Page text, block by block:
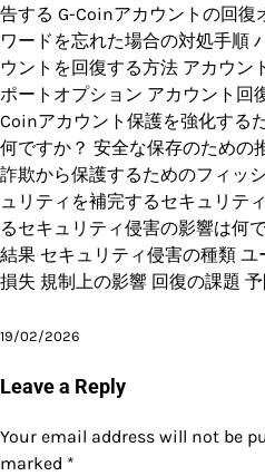
告する G-Coinアカウントの回復
ワードを忘れた場合の対処手順
ウントを回復する方法 アカウン
ポートオプション アカウント回
Coinアカウント保護を強化する
何ですか？ 安全な保存のための
詐欺から保護するためのフィッ
ュリティを補完するセキュリテ
るセキュリティ侵害の影響は何
結果 セキュリティ侵害の種類
損失 規制上の影響 回復の課題
19/02/2026
Leave a Reply
Your email address will not be
marked *